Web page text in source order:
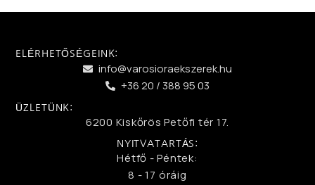
ELÉRHETŐSÉGEINK:
info@varosioraekszerek.hu
+36 20 / 388 95 03
ÜZLETÜNK:
6200 Kiskőrös Petőfi tér 17.
NYITVATARTÁS:
Hétfő - Péntek:
8 - 17 óráig